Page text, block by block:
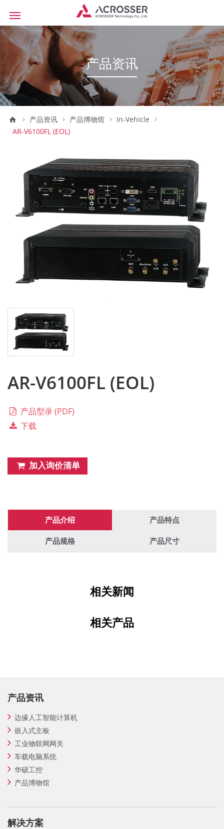
产品资讯
产品资讯 产品博物馆
In-Vehicle
AR-V6100FL (EOL)
AR-V6100FL (EOL)
产品型录 (PDF)
下载
加入询价清单
产品介绍 产品特点
产品规格 产品尺寸
相关新闻
相关产品
产品资讯
边缘人工智能计算机
嵌入式主板
工业物联网网关
车载电脑系统
华硕工控
产品博物馆
解决方案